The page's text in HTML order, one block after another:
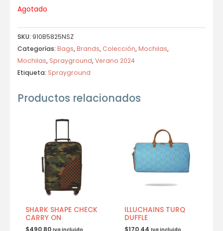
Agotado
SKU: 910B5825NSZ
Categorías: Bags,Brands, Colección,Mochilas,
Mochilas, Sprayground,Verano 2024
Etiqueta: Sprayground
Productos relacionados
SHARK SHAPE CHECK
CARRY ON
ILLUCHAINS TURQ
DUFFLE